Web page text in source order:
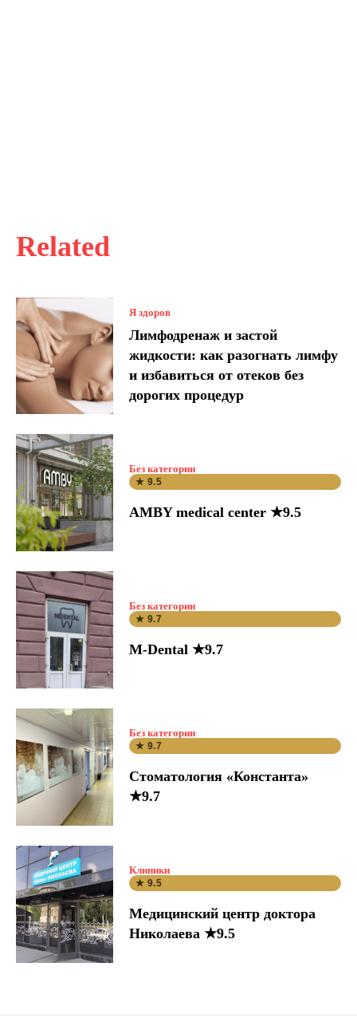
Related
Я здоров
Лимфодренаж и застой
жидкости: как разогнать лимфу
и избавиться от отеков без
дорогих процедур
Без категории
★ 9.5
AMBY medical center ★9.5
Без категории
★ 9.7
M-Dental ★9.7
Без категории
★ 9.7
Стоматология «Константа»
★9.7
Клиники
★ 9.5
Медицинский центр доктора
Николаева ★9.5